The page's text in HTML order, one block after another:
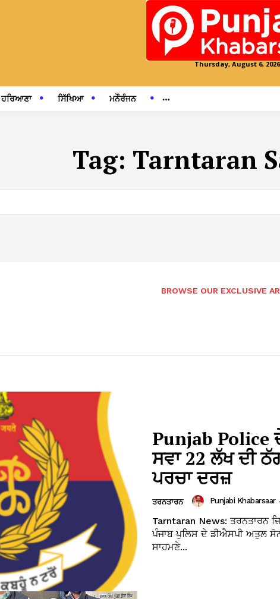
Thursday, August 6, 2026
ਹਰਿਆਣਾ ਸਿੱਖਿਆ ਮਨੌਰੰਜਨ
Tag: Tarntaran
BROWSE OUR EXCLUSIVE
Punjab Police
ਸਵਾ 22 ਲੱਖ ਦੀ
ਪਰਚਾ ਦਰਜ਼
ਤਰਨਤਾਰਨ Punjabi Khabarsaar
Tarntaran News: ਤਰਨਤਾਰਨ
ਪੰਜਾਬ ਪੁਲਿਸ ਦੇ ਡੀਐਸਪੀ ਅਤੁਲ
ਸਾਹਮਣੇ...